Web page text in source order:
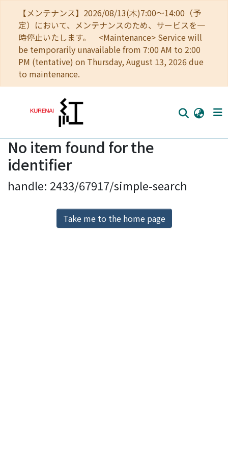
【メンテナンス】2026/08/13(木)7:00～14:00（予
定）において、メンテナンスのため、サービスを一
時停止いたします。 <Maintenance> Service will
be temporarily unavailable from 7:00 AM to 2:00
PM (tentative) on Thursday, August 13, 2026 due
to maintenance.
Home
Communities
Browse
Download Ranking
No item found for the
identifier
handle: 2433/67917/simple-search
Take me to the home page